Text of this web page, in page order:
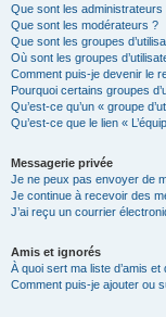
Que sont les administrateurs
Que sont les modérateurs ?
Que sont les groupes
Où sont les groupes
Comment puis-je devenir le
Pourquoi certains groupes
Qu’est-ce qu’un « groupe
Qu’est-ce que le lien «
Messagerie privée
Je ne peux pas envoyer de
Je continue à recevoir des
J’ai reçu un courrier
Amis et ignorés
À quoi sert ma liste d’amis et
Comment puis-je ajouter ou